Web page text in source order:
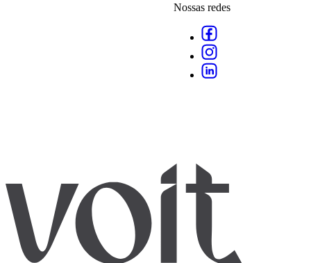
Nossas redes